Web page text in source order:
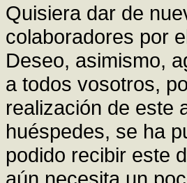
Quisiera dar de
colaboradores por
Deseo, asimismo,
a todos vosotros,
realización de este
huéspedes, se ha
podido recibir este
aún necesita un